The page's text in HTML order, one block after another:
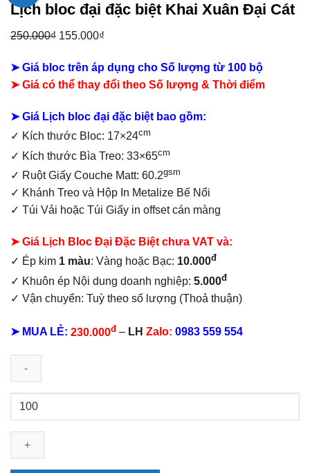
Lịch bloc đại đặc biệt Khai Xuân Đại Cát
250.000₫ Giá
là:
250.000₫.
155.000₫
tại
là:
➤ Giá bloc trên áp dụng cho Số lượng từ 100 bộ
➤ Giá có thể thay đổi theo Số lượng & Thời điểm
➤ Giá Lịch bloc đại đặc biệt bao gồm:
✓ Kích thước Bloc: 17×24cm
✓ Kích thước Bìa Treo: 33×65cm
✓ Ruột Giấy Couche Matt: 60.2gsm
✓ Khánh Treo và Hộp In Metalize Bế Nổi
✓ Túi Vải hoặc Túi Giấy in offsetcán màng
➤ Giá Lịch Bloc Đại Đặc Biệt chưa VAT và:
✓ Ép kim 1 màu: Vàng hoặc Bạc: 10.000đ
✓ Khuôn ép Nội dung doanh nghiệp: 5.000đ
✓ Vận chuyển: Tuỳ theo số lượng (Thoả thuận)
➤ MUA LẺ: 230.000đ – LH Zalo: 0983 559 554
Lịch
đại
đặc